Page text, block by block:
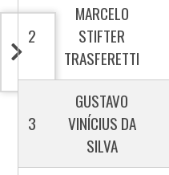
2
MARCELO
STIFTER
TRASFERETTI
3
GUSTAVO
VINÍCIUS DA
SILVA